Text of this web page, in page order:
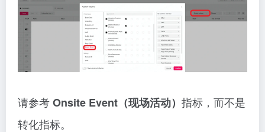
请参考Onsite Event（现场活动） 指标，而不是
转化指标。